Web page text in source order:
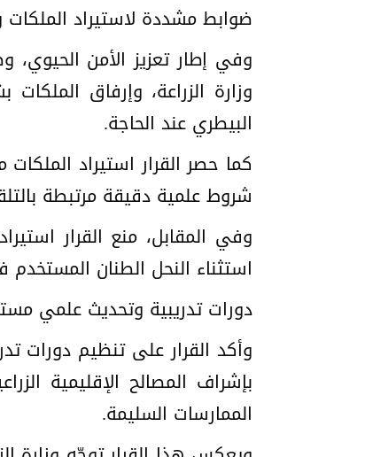
ضوابط مشددة لاستيراد الملكات
وفي إطار تعزيز الأمن
وزارة الزراعة، وإرفاق
البيطري عند الحاجة.
كما حصر القرار استيراد
شروط علمية دقيقة مرتبطة
وفي المقابل، منع القرار
استثناء النحل الطنان المستخدم
دورات تدريبية وتحديث علمي
وأكد القرار على تنظيم دورات
بإشراف المصالح الإقليمية
الممارسات السليمة.